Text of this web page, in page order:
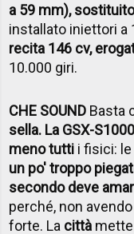
a 59 mm),
installato iniettori a
recita 146 cv,
10.000 giri.
CHE SOUND Basta
sella. La GSX-
meno tutti i fisici: le
un po' troppo
secondo deve
perché, non
forte. La città